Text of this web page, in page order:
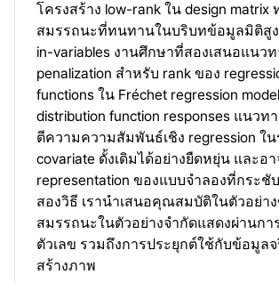
โครงสร้าง low-rank ใน design matrix
สมรรถนะที่ทนทานในบริบทข้อมูลมิติสู
in-variables งานศึกษาที่สองเสนอแนวท
penalization สำหรับ rank ของ
functions ใน Fréchet regression
distribution function responses แนวท
ตีความความสัมพันธ์เชิง regression ใน
covariate ดั้งเดิมได้อย่างยืดหยุ่น และอา
representation ของแบบจำลองที่กระชั
สองวิธี เรานำเสนอคุณสมบัติในตัวอย่า
สมรรถนะในตัวอย่างจำกัดแสดงผ่านกา
ตัวเลข รวมถึงการประยุกต์ใช้กับข้อมูล
สร้างภาพ